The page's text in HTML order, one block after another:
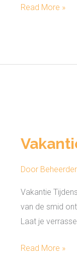
Read More »
Door
Vakantie
van de smid
Laat je
Read More »